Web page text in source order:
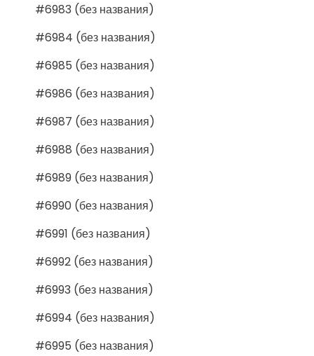
#6983 (без названия)
#6984 (без названия)
#6985 (без названия)
#6986 (без названия)
#6987 (без названия)
#6988 (без названия)
#6989 (без названия)
#6990 (без названия)
#6991 (без названия)
#6992 (без названия)
#6993 (без названия)
#6994 (без названия)
#6995 (без названия)